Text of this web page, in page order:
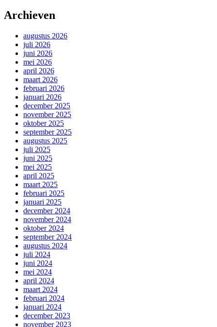
Archieven
augustus 2026
juli 2026
juni 2026
mei 2026
april 2026
maart 2026
februari 2026
januari 2026
december 2025
november 2025
oktober 2025
september 2025
augustus 2025
juli 2025
juni 2025
mei 2025
april 2025
maart 2025
februari 2025
januari 2025
december 2024
november 2024
oktober 2024
september 2024
augustus 2024
juli 2024
juni 2024
mei 2024
april 2024
maart 2024
februari 2024
januari 2024
december 2023
november 2023